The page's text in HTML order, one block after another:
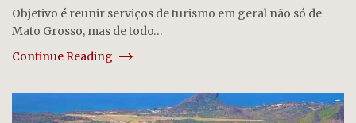
Objetivo é reunir serviços de turismo em geral não só de
Mato Grosso, mas de todo…
Continue Reading